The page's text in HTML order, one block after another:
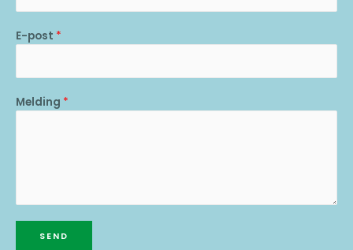
E-post *
Melding *
SEND